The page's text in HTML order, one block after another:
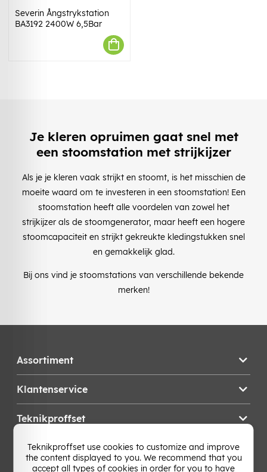
Severin Ångstrykstation
BA3192 2400W 6,5Bar
Je kleren opruimen gaat snel met
een stoomstation met strijkijzer
Als je je kleren vaak strijkt en stoomt, is het misschien de
moeite waard om te investeren in een stoomstation! Een
stoomstation heeft alle voordelen van zowel het
strijkijzer als de stoomgenerator, maar heeft een hogere
stoomcapaciteit en strijkt gekreukte kledingstukken snel
en gemakkelijk glad.
Bij ons vind je stoomstations van verschillende bekende
merken!
Assortiment
Klantenservice
Teknikproffset
Wijzig Land
Teknikproffset use cookies to customize and improve
the content displayed to you. We recommend that you
accept all types of cookies in order for you to have